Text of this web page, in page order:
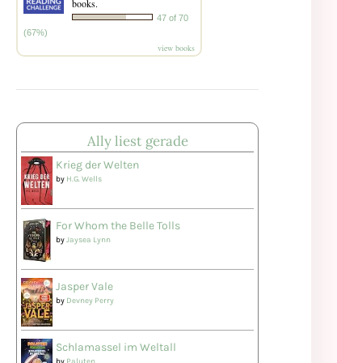
books.
47 of 70
(67%)
view books
Ally liest gerade
Krieg der Welten
by H.G. Wells
For Whom the Belle Tolls
byJaysea Lynn
Jasper Vale
by Devney Perry
Schlamassel im Weltall